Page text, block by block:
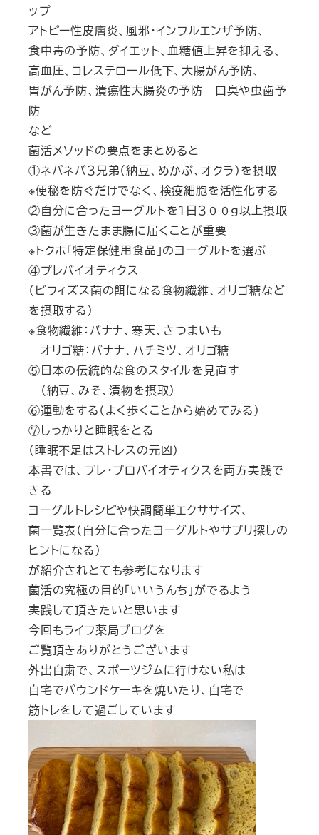
ップ
アトピー性皮膚炎、風邪・インフルエンザ予防、
食中毒の予防、ダイエット、血糖値上昇を抑える、
高血圧、コレステロール低下、大腸がん予防、
胃がん予防、潰瘍性大腸炎の予防 口臭や虫歯予
防
など
菌活メソッドの要点をまとめると
①ネバネバ３兄弟（納豆、めかぶ、オクラ）を摂取
※便秘を防ぐだけでなく、検疫細胞を活性化する
②自分に合ったヨーグルトを１日３００ｇ以上摂取
③菌が生きたまま腸に届くことが重要
※トクホ「特定保健用食品」のヨーグルトを選ぶ
④プレバイオティクス
（ビフィズス菌の餌になる食物繊維、オリゴ糖など
を摂取する）
※食物繊維：バナナ、寒天、さつまいも
オリゴ糖：バナナ、ハチミツ、オリゴ糖
⑤日本の伝統的な食のスタイルを見直す
（納豆、みそ、漬物を摂取）
⑥運動をする（よく歩くことから始めてみる）
⑦しっかりと睡眠をとる
（睡眠不足はストレスの元凶）
本書では、プレ・プロバイオティクスを両方実践で
きる
ヨーグルトレシピや快調簡単エクササイズ、
菌一覧表（自分に合ったヨーグルトやサプリ探しの
ヒントになる）
が紹介されとても参考になります
菌活の究極の目的「いいうんち」がでるよう
実践して頂きたいと思います
今回もライフ薬局ブログを
ご覧頂きありがとうございます
外出自粛で、スポーツジムに行けない私は
自宅でパウンドケーキを焼いたり、自宅で
筋トレをして過ごしています